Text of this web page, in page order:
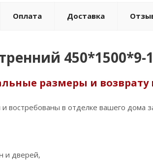
Оплата Доставка
размеры и возврату
востребованы в отделке вашего дома
и дверей,